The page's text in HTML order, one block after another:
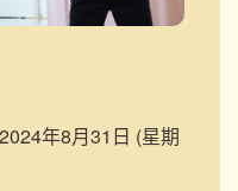
年8月31日 (星期